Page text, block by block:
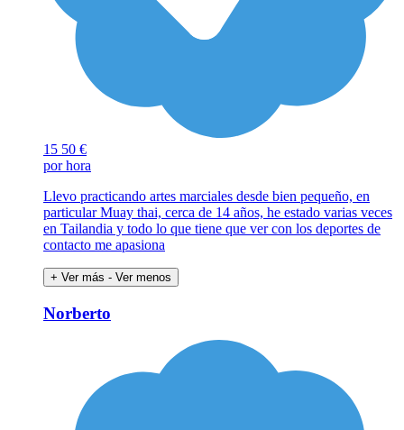
15 50 €
por hora
Llevo practicando artes marciales desde bien pequeño, en
particular Muay thai, cerca de 14 años, he estado varias veces
en Tailandia y todo lo que tiene que ver con los deportes de
contacto me apasiona
+ Ver más - Ver menos
Norberto